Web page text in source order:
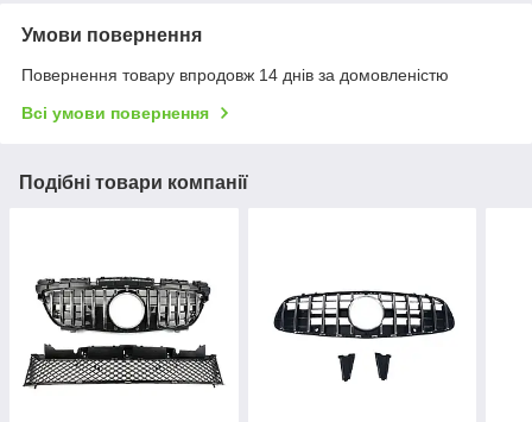
Умови повернення
Повернення товару впродовж 14 днів за домовленістю
Всі умови повернення
Подібні товари компанії